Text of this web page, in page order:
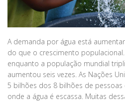
A demanda por água está
do que o crescimento
enquanto a população mundial
aumentou seis vezes. As Nações
5 bilhões dos 8 bilhões de
onde a água é escassa. Muitas